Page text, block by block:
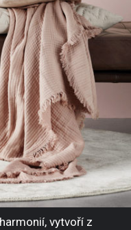
vytvoří z